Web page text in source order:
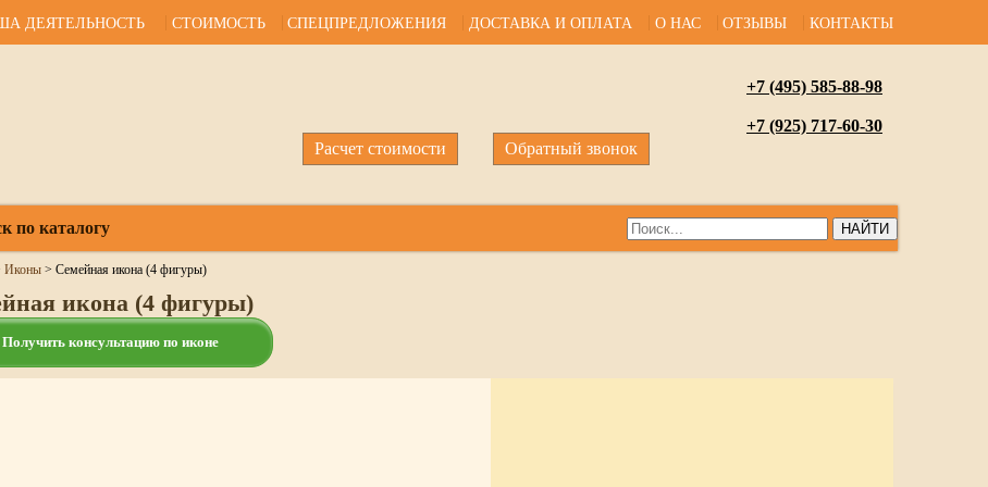
ДЕЯТЕЛЬНОСТЬ СТОИМОСТЬ СПЕЦПРЕДЛОЖЕНИЯ ДОСТАВКА И ОПЛАТА О НАС ОТЗЫВЫ КОНТАКТЫ
+7 (495) 585-88-98
+7 (925) 717-60-30
Расчет стоимости Обратный звонок
по каталогу НАЙТИ
Иконы > Семейная икона (4 фигуры)
икона (4 фигуры)
Получить консультацию по иконе